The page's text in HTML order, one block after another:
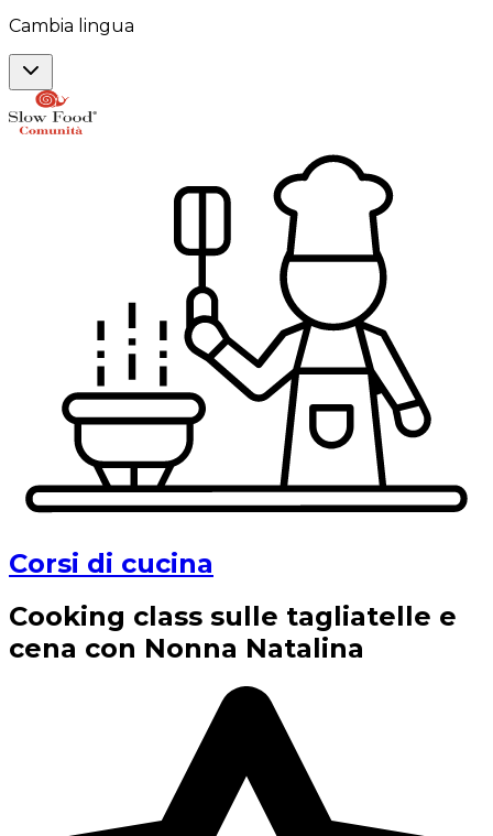
Cambia lingua
Corsi di cucina
Cooking class sulle tagliatelle e
cena con Nonna Natalina